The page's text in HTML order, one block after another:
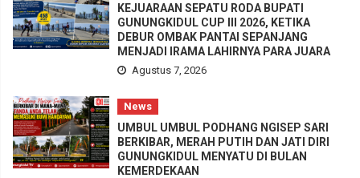
KEJUARAAN SEPATU RODA BUPATI
GUNUNGKIDUL CUP III 2026, KETIKA
DEBUR OMBAK PANTAI SEPANJANG
MENJADI IRAMA LAHIRNYA PARA JUARA
Agustus 7, 2026
News
UMBUL UMBUL PODHANG NGISEP SARI
BERKIBAR, MERAH PUTIH DAN JATI DIRI
GUNUNGKIDUL MENYATU DI BULAN
KEMERDEKAAN